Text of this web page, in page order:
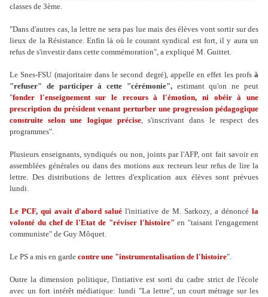
classes de 3ème.
"Dans d'autres cas, la lettre ne sera pas lue mais des élèves vont sortir sur des
lieux de la Résistance. Enfin là où le courant syndical est fort, il y aura un
refus de s'investir dans cette commémoration", a expliqué M. Guittet.
Le Snes-FSU (majoritaire dans le second degré), appelle en effet les profsà
"refuser" de participer à cette "cérémonie",estimant qu'on ne peut
"fonder l'enseignement sur le recours à l'émotion, ni obéir à une
prescription du président venant perturber une progression pédagogique
construite selon une logique précise, s'inscrivant dans le respect des
programmes".
Plusieurs enseignants, syndiqués ou non, joints par l'AFP, ont fait savoir en
assemblées générales ou dans des motions aux recteurs leur refus de lire la
lettre. Des distributions de lettres d'explication aux élèves sont prévues
lundi.
Le PCF, qui avait d'abord salué l'initiative de M. Sarkozy, a dénoncé la
volonté du chef de l'Etat de "réviser l'histoire"en "taisant l'engagement
communiste" de Guy Môquet.
Le PS a mis en garde contre une "instrumentalisation de l'histoire".
Outre la dimension politique, l'intiative est sorti du cadre strict de l'école
avec un fort intérêt médiatique: lundi "La lettre", un court métrage sur les